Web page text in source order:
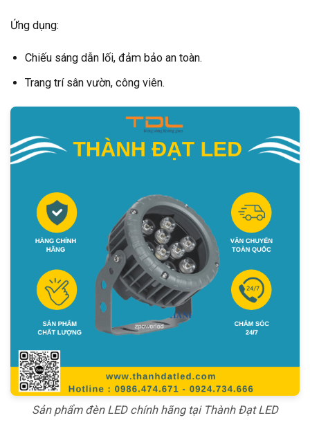
Ứng dụng:
Chiếu sáng dẫn lối, đảm bảo an toàn.
Trang trí sân vườn, công viên.
Sản phẩm đèn LED chính hãng tại Thành Đạt LED